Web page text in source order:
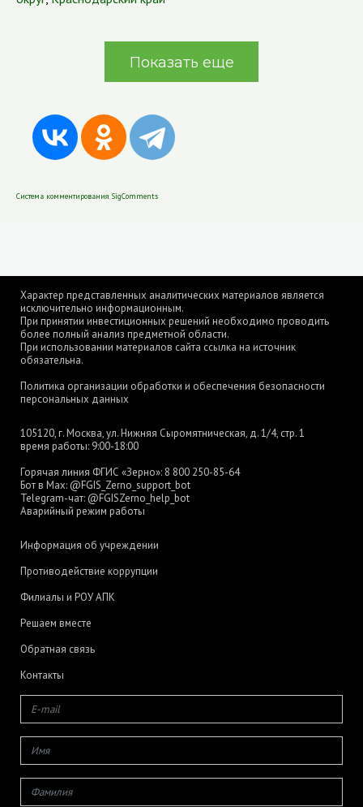
Показать еще
Система комментирования SigComments
Характер представленных аналитических материалов является
исключительно информационным.
При принятии инвестиционных решений необходимо проводить
более полный анализ предметной области.
При использовании материалов сайта ссылка на источник
обязательна.
Политика организации обработки и обеспечения безопасности
персональных данных
105120, г. Москва, ул. Нижняя Сыромятническая, д. 1/4, стр. 1
время работы: 9:00-18:00
Горячая линия ФГИС «Зерно»: 8 800 250-85-64
Бот в Max: @FGIS_Zerno_support_bot
Telegram-чат: @FGISZerno_help_bot
Аварийный режим работы
Информация об учреждении
Противодействие коррупции
Филиалы и РОУ АПК
Решаем вместе
Обратная связь
Контакты